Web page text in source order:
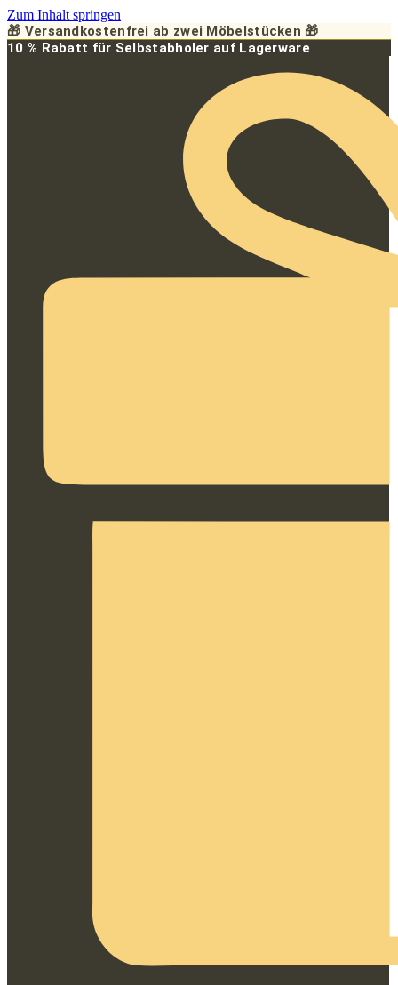
Zum Inhalt springen
🎁 Versandkostenfrei ab zwei Möbelstücken 🎁
10 % Rabatt für Selbstabholer auf Lagerware